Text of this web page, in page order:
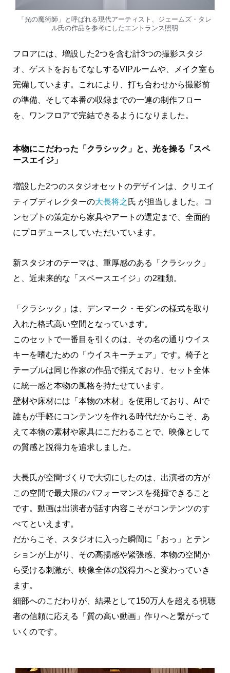
「光の魔術師」と呼ばれる現代アーティスト、ジェームズ・タレ
ル氏の作品を参考にしたエントランス照明
フロアには、増設した2つを含む計3つの撮影スタジ
オ、ゲストをおもてなしするVIPルームや、メイク室も
完備しています。これにより、打ち合わせから撮影前
の準備、そして本番の収録までの一連の制作フロー
を、ワンフロアで完結できるようになりました。
本物にこだわった「クラシック」と、光を操る「スペ
ースエイジ」
増設した2つのスタジオセットのデザインは、クリエイ
ティブディレクターの大長将之氏 が担当しました。コ
ンセプトの策定から家具やアートの選定まで、全面的
にプロデュースしていただいています。
新スタジオのテーマは、重厚感のある「クラシック」
と、近未来的な「スペースエイジ」の2種類。
「クラシック」は、デンマーク・モダンの様式を取り
入れた格式高い空間となっています。
このセットで一番目を引くのは、その名の通りウイス
キーを嗜むための「ウイスキーチェア」です。椅子と
テーブルは同じ作家の作品で揃えており、セット全体
に統一感と本物の風格を持たせています。
壁材や床材には「本物の木材」を使用しており、AIで
誰もが手軽にコンテンツを作れる時代だからこそ、あ
えて本物の素材や家具にこだわることで、映像として
の質感と説得力を追求しました。
大長氏が空間づくりで大切にしたのは、出演者の方が
この空間で最大限のパフォーマンスを発揮できること
です。動画は出演者が話す内容こそがコンテンツのす
べてといえます。
だからこそ、スタジオに入った瞬間に「おっ」とテン
ションが上がり、その高揚感や緊張感、本物の空間か
ら受ける刺激が、映像全体の説得力へと変わっていき
ます。
細部へのこだわりが、結果として150万人を超える視聴
者の信頼に応える「質の高い動画」作りへと繋がって
いくのです。